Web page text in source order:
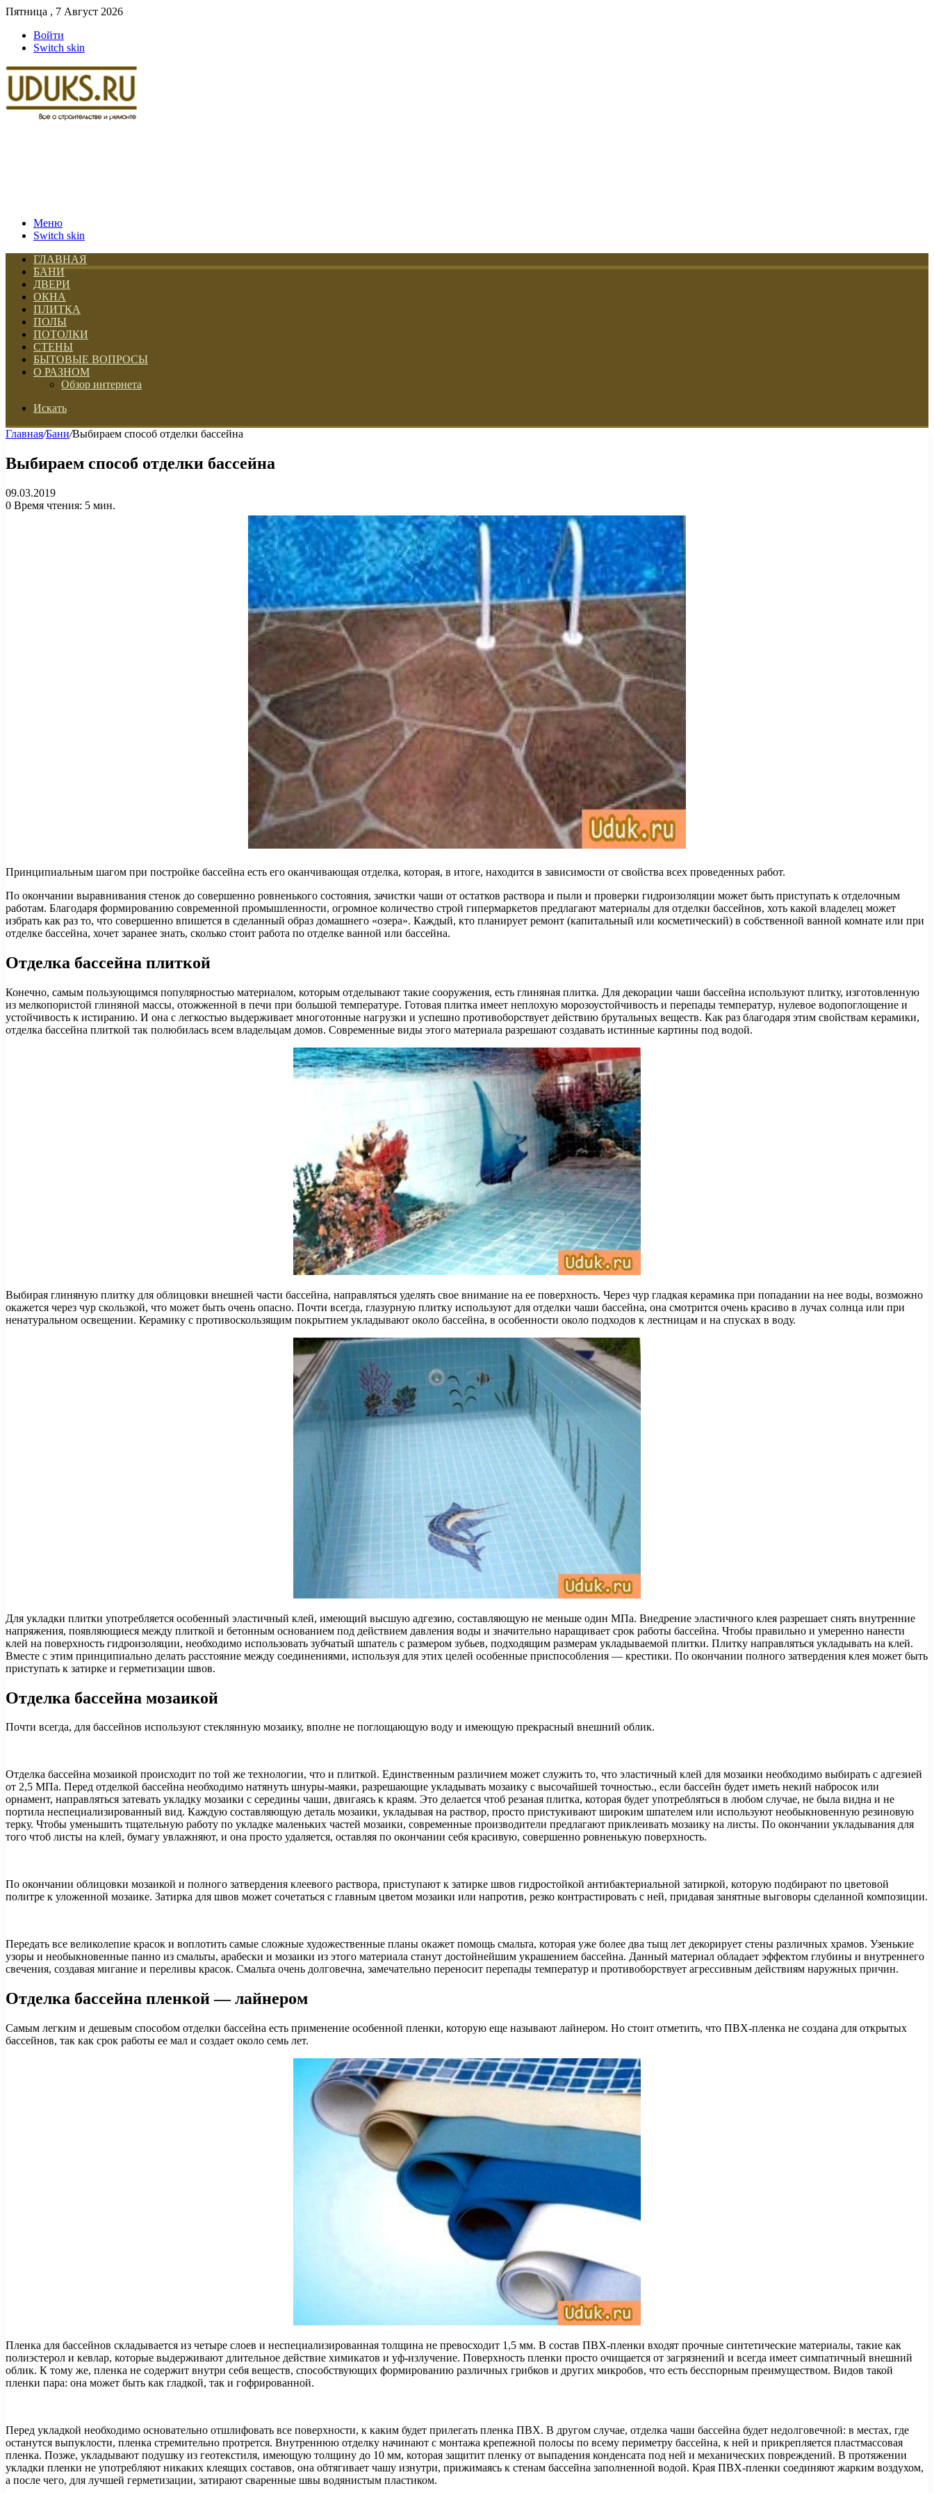
Пятница , 7 Август 2026
Войти
Switch skin
Меню
Switch skin
ГЛАВНАЯ
БАНИ
ДВЕРИ
ОКНА
ПЛИТКА
ПОЛЫ
ПОТОЛКИ
СТЕНЫ
БЫТОВЫЕ ВОПРОСЫ
О РАЗНОМ
Обзор интернета
Искать
Главная/Бани/Выбираем способ отделки бассейна
Выбираем способ отделки бассейна
09.03.2019
0 Время чтения: 5 мин.
Принципиальным шагом при постройке бассейна есть его оканчивающая отделка, которая, в итоге, находится в зависимости от свойства всех проведенных работ.
По окончании выравнивания стенок до совершенно ровненького состояния, зачистки чаши от остатков раствора и пыли и проверки гидроизоляции может быть приступать к отделочным
работам. Благодаря формированию современной промышленности, огромное количество строй гипермаркетов предлагают материалы для отделки бассейнов, хоть какой владелец может
избрать как раз то, что совершенно впишется в сделанный образ домашнего «озера». Каждый, кто планирует ремонт (капитальный или косметический) в собственной ванной комнате или при
отделке бассейна, хочет заранее знать, сколько стоит работа по отделке ванной или бассейна.
Отделка бассейна плиткой
Конечно, самым пользующимся популярностью материалом, которым отделывают такие сооружения, есть глиняная плитка. Для декорации чаши бассейна используют плитку, изготовленную
из мелкопористой глиняной массы, отожженной в печи при большой температуре. Готовая плитка имеет неплохую морозоустойчивость и перепады температур, нулевое водопоглощение и
устойчивость к истиранию. И она с легкостью выдерживает многотонные нагрузки и успешно противоборствует действию брутальных веществ. Как раз благодаря этим свойствам керамики,
отделка бассейна плиткой так полюбилась всем владельцам домов. Современные виды этого материала разрешают создавать истинные картины под водой.
Выбирая глиняную плитку для облицовки внешней части бассейна, направляться уделять свое внимание на ее поверхность. Через чур гладкая керамика при попадании на нее воды, возможно
окажется через чур скользкой, что может быть очень опасно. Почти всегда, глазурную плитку используют для отделки чаши бассейна, она смотрится очень красиво в лучах солнца или при
ненатуральном освещении. Керамику с противоскользящим покрытием укладывают около бассейна, в особенности около подходов к лестницам и на спусках в воду.
Для укладки плитки употребляется особенный эластичный клей, имеющий высшую адгезию, составляющую не меньше один МПа. Внедрение эластичного клея разрешает снять внутренние
напряжения, появляющиеся между плиткой и бетонным основанием под действием давления воды и значительно наращивает срок работы бассейна. Чтобы правильно и умеренно нанести
клей на поверхность гидроизоляции, необходимо использовать зубчатый шпатель с размером зубьев, подходящим размерам укладываемой плитки. Плитку направляться укладывать на клей.
Вместе с этим принципиально делать расстояние между соединениями, используя для этих целей особенные приспособления — крестики. По окончании полного затвердения клея может быть
приступать к затирке и герметизации швов.
Отделка бассейна мозаикой
Почти всегда, для бассейнов используют стеклянную мозаику, вполне не поглощающую воду и имеющую прекрасный внешний облик.
Отделка бассейна мозаикой происходит по той же технологии, что и плиткой. Единственным различием может служить то, что эластичный клей для мозаики необходимо выбирать с адгезией
от 2,5 МПа. Перед отделкой бассейна необходимо натянуть шнуры-маяки, разрешающие укладывать мозаику с высочайшей точностью., если бассейн будет иметь некий набросок или
орнамент, направляться затевать укладку мозаики с середины чаши, двигаясь к краям. Это делается чтоб резаная плитка, которая будет употребляться в любом случае, не была видна и не
портила неспециализированный вид. Каждую составляющую деталь мозаики, укладывая на раствор, просто пристукивают широким шпателем или используют необыкновенную резиновую
терку. Чтобы уменьшить тщательную работу по укладке маленьких частей мозаики, современные производители предлагают приклеивать мозаику на листы. По окончании укладывания для
того чтоб листы на клей, бумагу увлажняют, и она просто удаляется, оставляя по окончании себя красивую, совершенно ровненькую поверхность.
По окончании облицовки мозаикой и полного затвердения клеевого раствора, приступают к затирке швов гидростойкой антибактериальной затиркой, которую подбирают по цветовой
политре к уложенной мозаике. Затирка для швов может сочетаться с главным цветом мозаики или напротив, резко контрастировать с ней, придавая занятные выговоры сделанной композиции.
Передать все великолепие красок и воплотить самые сложные художественные планы окажет помощь смальта, которая уже более два тыщ лет декорирует стены различных храмов. Узенькие
узоры и необыкновенные панно из смальты, арабески и мозаики из этого материала станут достойнейшим украшением бассейна. Данный материал обладает эффектом глубины и внутреннего
свечения, создавая мигание и переливы красок. Смальта очень долговечна, замечательно переносит перепады температур и противоборствует агрессивным действиям наружных причин.
Отделка бассейна пленкой — лайнером
Самым легким и дешевым способом отделки бассейна есть применение особенной пленки, которую еще называют лайнером. Но стоит отметить, что ПВХ-пленка не создана для открытых
бассейнов, так как срок работы ее мал и создает около семь лет.
Пленка для бассейнов складывается из четыре слоев и неспециализированная толщина не превосходит 1,5 мм. В состав ПВХ-пленки входят прочные синтетические материалы, такие как
полиэстерол и кевлар, которые выдерживают длительное действие химикатов и уф-излучение. Поверхность пленки просто очищается от загрязнений и всегда имеет симпатичный внешний
облик. К тому же, пленка не содержит внутри себя веществ, способствующих формированию различных грибков и других микробов, что есть бесспорным преимуществом. Видов такой
пленки пара: она может быть как гладкой, так и гофрированной.
Перед укладкой необходимо основательно отшлифовать все поверхности, к каким будет прилегать пленка ПВХ. В другом случае, отделка чаши бассейна будет недолговечной: в местах, где
останутся выпуклости, пленка стремительно протрется. Внутреннюю отделку начинают с монтажа крепежной полосы по всему периметру бассейна, к ней и прикрепляется пластмассовая
пленка. Позже, укладывают подушку из геотекстиля, имеющую толщину до 10 мм, которая защитит пленку от выпадения конденсата под ней и механических повреждений. В протяжении
укладки пленки не употребляют никаких клеящих составов, она обтягивает чашу изнутри, прижимаясь к стенам бассейна заполненной водой. Края ПВХ-пленки соединяют жарким воздухом,
а после чего, для лучшей герметизации, затирают сваренные швы водянистым пластиком.